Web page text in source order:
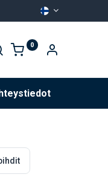
0